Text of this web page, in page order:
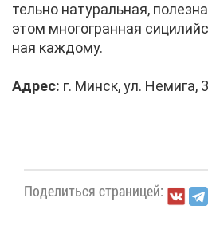
тель­но на­ту­раль­ная,
этом мно­го­гран­ная
ная каж­до­му.
Ад­рес: г. Минск, ул. Неми­га,
По­де­лить­ся стра­ни­цей: